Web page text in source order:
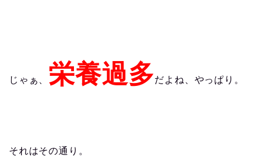
じゃぁ、 栄養過多だよね、やっぱり。
それはその通り。